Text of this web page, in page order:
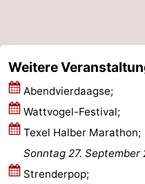
Schiermonnikoog
-
Ameland
-
Terschelling
-
Vlieland
Nordholland
Weitere
Abendvierdaagse;
Wattvogel-Festival;
Texel Halber Marathon;
Sonntag 27. September
Strenderpop;